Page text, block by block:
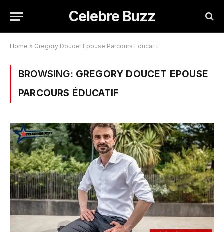
Celebre Buzz
Home » Gregory Doucet Epouse Parcours Éducatif
BROWSING: GREGORY DOUCET EPOUSE
PARCOURS ÉDUCATIF